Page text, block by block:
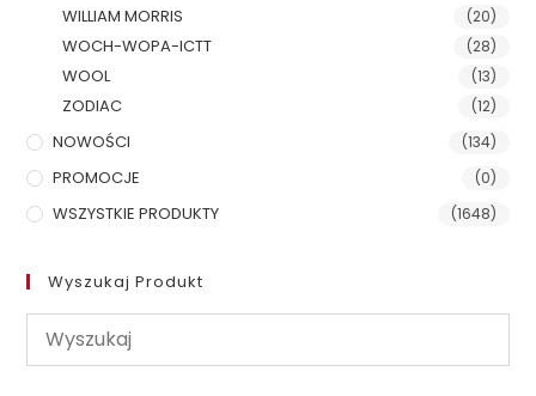
WILLIAM MORRIS (20)
WOCH-WOPA-ICTT (28)
WOOL (13)
ZODIAC (12)
NOWOŚCI (134)
PROMOCJE (0)
WSZYSTKIE PRODUKTY (1648)
Wyszukaj Produkt